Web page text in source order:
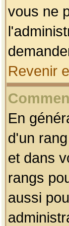
vous ne
Revenir
En
d'un
et dans
rangs
aussi